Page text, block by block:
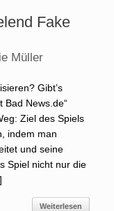
Fake
Müller
Gibt’s
Bad News.de“
Ziel des Spiels
indem man
und seine
Spiel nicht nur die
Weiterlesen